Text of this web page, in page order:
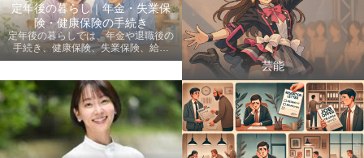
定年後の暮らし｜年金・失業保
険・健康保険の手続き
定年後の暮らしでは、年金や退職後の
手続き、健康保険、失業保険、給付
金、医療費など、老後に知っておきた
します。
芸能